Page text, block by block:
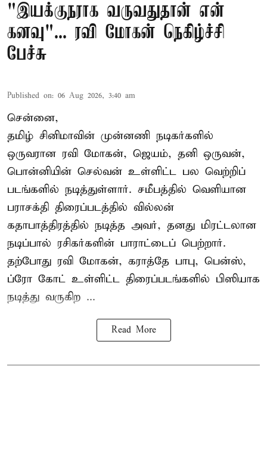
"இயக்குநராக வருவதுதான் என்
கனவு"... ரவி மோகன் நெகிழ்ச்சி
பேச்சு
Published on: 06 Aug 2026, 3:40 am
சென்னை,
தமிழ் சினிமாவின் முன்னணி நடிகர்களில்
ஒருவரான ரவி மோகன், ஜெயம், தனி ஒருவன்,
பொன்னியின் செல்வன் உள்ளிட்ட பல வெற்றிப்
படங்களில் நடித்துள்ளார். சமீபத்தில் வெளியான
பராசக்தி திரைப்படத்தில் வில்லன்
கதாபாத்திரத்தில் நடித்த அவர், தனது மிரட்டலான
நடிப்பால் ரசிகர்களின் பாராட்டைப் பெற்றார்.
தற்போது ரவி மோகன், கராத்தே பாபு, பென்ஸ்,
ப்ரோ கோட் உள்ளிட்ட திரைப்படங்களில் பிஸியாக
நடித்து வருகிற ...
Read More